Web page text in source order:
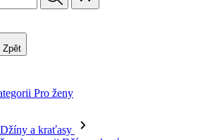
Zpět
Pro ženy
Džíny a kraťasy